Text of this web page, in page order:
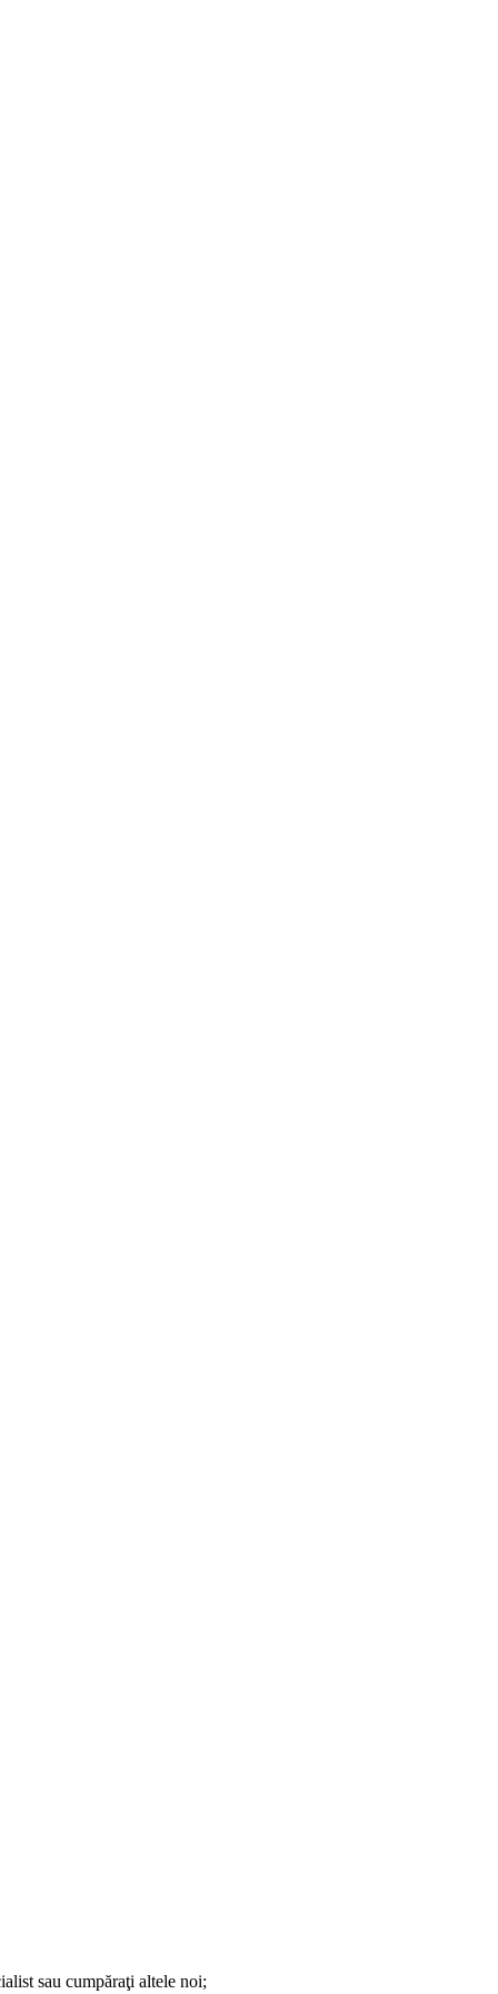
sau cumpăraţi altele noi;